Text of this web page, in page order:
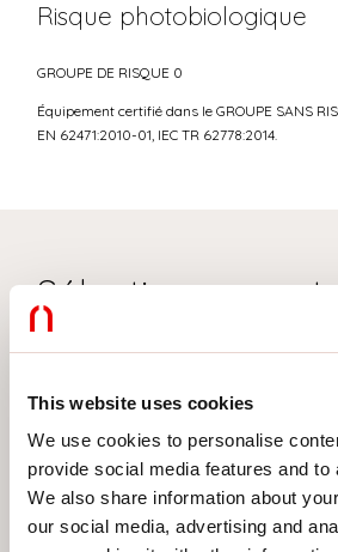
This website uses cookies
We use cookies to personalise
provide social media features and to
We also share information about
our social media, advertising and
Risque photobiologique
GROUPE DE RISQUE 0
Équipement certifié dans le GROUPE SANS
EN 62471:2010-01, IEC TR 62778:2014.
Sélectionnez
TYPE INSTALLATION
PLAFONNIER
ENCASTRABLE EN PLAQUE DE
SUSPENSION